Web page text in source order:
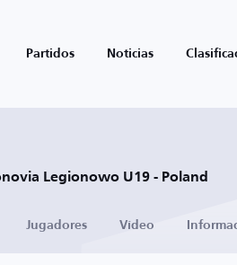
Partidos Noticias
Legionowo U19 - Poland
Jugadores Vídeo